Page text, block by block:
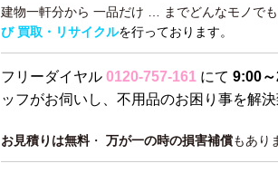
建物一軒分から 一品だけ … までどんなモノでも
び 買取・リサイクルを行っております。
フリーダイヤル 0120-757-161 にて 9:00
ッフがお伺いし、不用品のお困り事を解決
お見積りは無料・ 万が一の時の損害補償もあり